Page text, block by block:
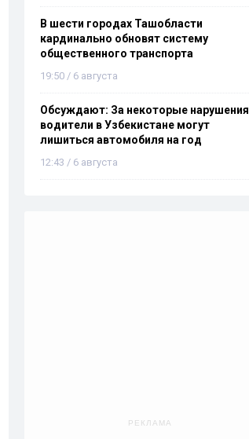
В шести городах Ташобласти
кардинально обновят систему
общественного транспорта
19:50 / 6 августа
Обсуждают: За некоторые нарушения
водители в Узбекистане могут
лишиться автомобиля на год
12:43 / 6 августа